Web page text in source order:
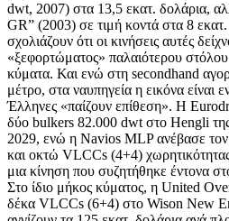
dwt, 2007) στα 13,5 εκατ. δολάρια,
GR” (2003) σε τιμή κοντά στα 8
σχολιάζουν ότι οι κινήσεις αυτές
«ξεφορτώματος» παλαιότερου
κύματα. Και ενώ στη secondhand
μέτρο, στα ναυπηγεία η εικόνα είναι
Έλληνες «παίζουν επίθεση». Η
δύο bulkers 82.000 dwt στο Hengli
2029, ενώ η Navios MLP ανέβασε
και οκτώ VLCCs (4+4)
μια κίνηση που συζητήθηκε έντονα
Στο ίδιο μήκος κύματος, η United
δέκα VLCCs (6+4) στο Wison New